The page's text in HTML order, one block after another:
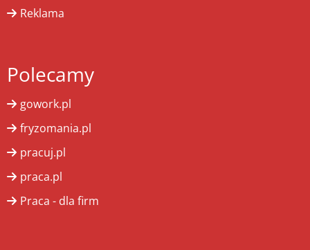
Reklama
Polecamy
gowork.pl
fryzomania.pl
pracuj.pl
praca.pl
Praca - dla firm